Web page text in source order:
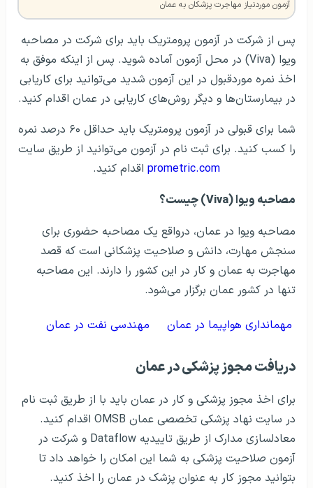
آزمون موردنیاز مهاجرت پزشکان به عمان
پس از شرکت در آزمون پرومتریک باید برای شرکت در مصاحبه
ویوا (Viva) در محل آزمون آماده شوید. پس از اینکه موفق به
اخذ نمره موردقبول در این آزمون شدید می‌توانید برای کاریابی
در بیمارستان‌ها و دیگر روش‌های کاریابی در عمان اقدام کنید.
شما برای قبولی در آزمون پرومتریک باید حداقل ۶۰ درصد نمره
را کسب کنید. برای ثبت نام در آزمون می‌توانید از طریق سایت
prometric.com اقدام کنید.
مصاحبه ویوا (Viva) چیست؟
مصاحبه ویوا در عمان، درواقع یک مصاحبه حضوری برای
سنجش مهارت، دانش و صلاحیت پزشکانی است که قصد
مهاجرت به عمان و کار در این کشور را دارند. این مصاحبه
تنها در کشور عمان برگزار می‌شود.
مهمانداری هواپیما در عمان مهندسی نفت در عمان
دریافت مجوز پزشکی در عمان
برای اخذ مجوز پزشکی و کار در عمان باید با از طریق ثبت نام
در سایت نهاد پزشکی تخصصی عمان OMSB اقدام کنید.
معادلسازی مدارک از طریق تاییدیه Dataflow و شرکت در
آزمون صلاحیت پزشکی به شما این امکان را خواهد داد تا
بتوانید مجوز کار به عنوان پزشک در عمان را اخذ کنید.